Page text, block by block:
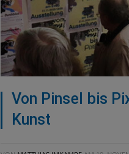
Von Pinsel bis
Kunst